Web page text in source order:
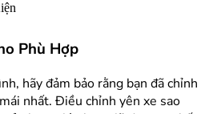
Phù Hợp
hãy đảm bảo rằng bạn đã chỉnh
nhất. Điều chỉnh yên xe sao